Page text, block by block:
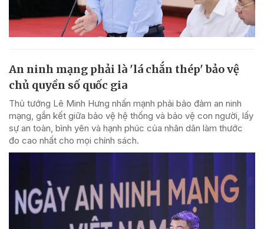
An ninh mạng phải là 'lá chắn thép' bảo vệ
chủ quyền số quốc gia
Thủ tướng Lê Minh Hưng nhấn mạnh phải bảo đảm an ninh
mạng, gắn kết giữa bảo vệ hệ thống và bảo vệ con người, lấy
sự an toàn, bình yên và hạnh phúc của nhân dân làm thước
đo cao nhất cho mọi chính sách.